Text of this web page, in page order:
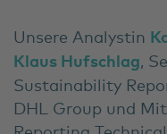
Unsere Analystin
Klaus Hufschlag,
Sustainability
DHL Group und